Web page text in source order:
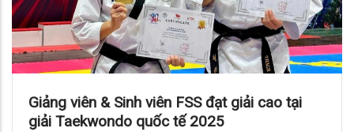
Giảng viên & Sinh viên FSS đạt giải cao tại
giải Taekwondo quốc tế 2025